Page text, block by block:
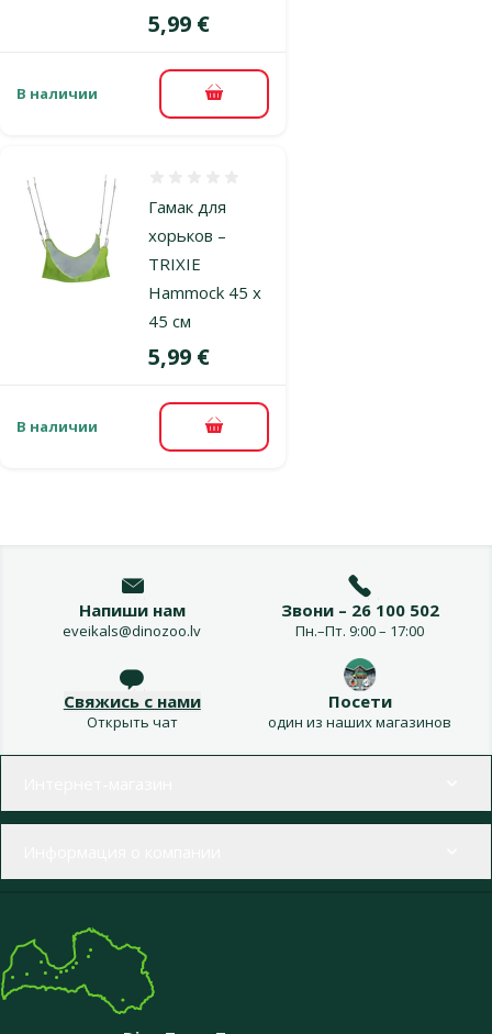
Цена
5,99 €
В наличии В корзину
Гамак для
хорьков –
TRIXIE
Hammock 45 x
45 см
Цена
5,99 €
В наличии В корзину
Напиши нам
eveikals@dinozoo.lv
Звони – 26 100 502
Пн.–Пт. 9:00 – 17:00
Свяжись с нами
Открыть чат
Посети
один из наших магазинов